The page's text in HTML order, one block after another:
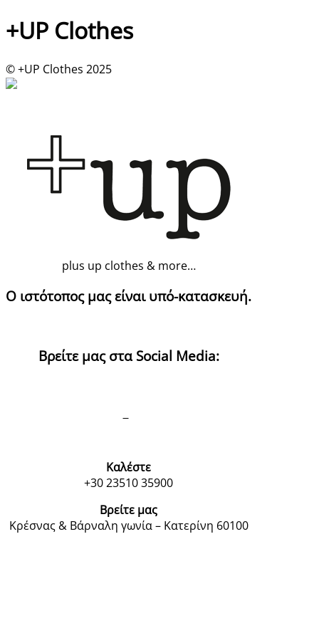
+UP Clothes
plus up clothes & more…
Ο ιστότοπος μας είναι υπό-κατασκευή.
Βρείτε μας στα Social Media:
Καλέστε
+30 23510 35900
Βρείτε μας
Κρέσνας & Βάρναλη γωνία – Κατερίνη 60100
© +UP Clothes 2025